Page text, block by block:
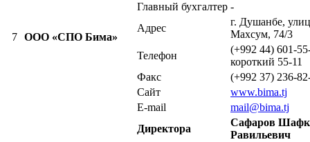
7 ООО «СПО Бима»
Главный бухгалтер -
Адрес
г. Душанбе,
Махсум, 74/3
Телефон
(+992 44) 601-
короткий 55-11
Факс
(+992 37) 236-
Сайт
www.bima.tj
E-mail
mail@bima.tj
Директора
Сафаров
Равильевич